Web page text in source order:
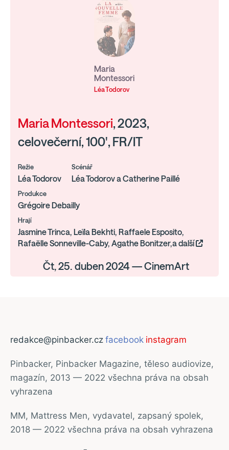
Maria
Montessori
Léa Todorov
Maria Montessori, 2023,
celovečerní, 100', FR/IT
Režie
Léa Todorov
Scénář
Léa Todorov a Catherine Paillé
Produkce
Grégoire Debailly
Hrají
Jasmine Trinca, Leïla Bekhti, Raffaele Esposito,
Rafaëlle Sonneville-Caby, Agathe Bonitzer,a další
Čt, 25. duben 2024 — CinemArt
redakce@pinbacker.cz facebook instagram
Pinbacker, Pinbacker Magazine, těleso audiovize,
magazín, 2013 — 2022 všechna práva na obsah
vyhrazena
MM, Mattress Men, vydavatel, zapsaný spolek,
2018 — 2022 všechna práva na obsah vyhrazena